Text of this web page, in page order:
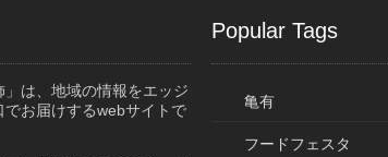
」は、地域の情報をエッジ
でお届けするwebサイトで
Popular Tags
亀有
フードフェスタ